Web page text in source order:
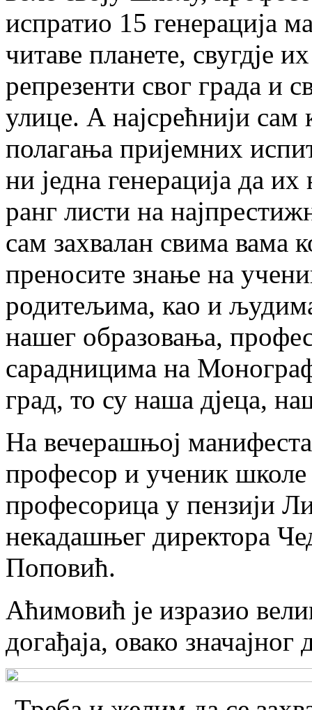
испратио 15 генерација
читаве планете, свугдје
репрезенти свог града и
улице. А најсрећнији сам
полагања пријемних
ни једна генерација да
ранг листи на
сам захвалан свима вама
преносите знање на
родитељима, као и
нашег образовања,
сарадницима на
град, то су наша дјеца,
На вечерашњој
професор и ученик
професорица у пензији
некадашњег директора
Поповић.
Аћимовић је изразио
догађаја, овако